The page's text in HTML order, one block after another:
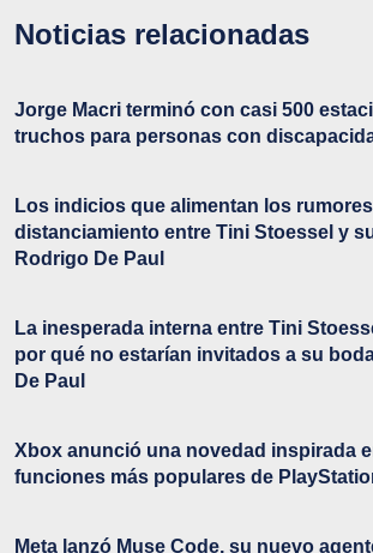
Noticias relacionadas
Jorge Macri terminó con casi 500
truchos para personas con
Los indicios que alimentan los
distanciamiento entre Tini Stoessel y
Rodrigo De Paul
La inesperada interna entre Tini
por qué no estarían invitados a su
De Paul
Xbox anunció una novedad inspirada
funciones más populares de
Meta lanzó Muse Code, su nuevo